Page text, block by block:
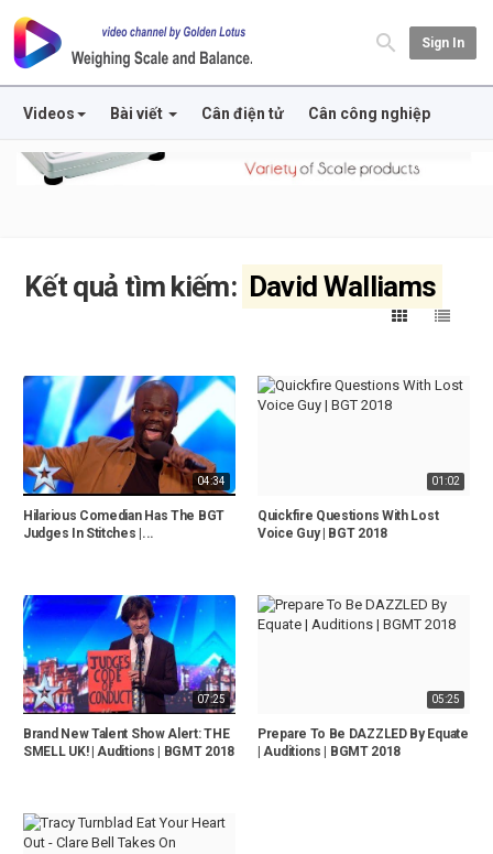
Sign In
Videos Bài viết Cân điện tử Cân công nghiệp
Kết quả tìm kiếm: David Walliams
04:34
Hilarious Comedian Has The BGT
Judges In Stitches |...
01:02
Quickfire Questions With Lost
Voice Guy | BGT 2018
07:25
Brand New Talent Show Alert: THE
SMELL UK! | Auditions | BGMT 2018
05:25
Prepare To Be DAZZLED By Equate
| Auditions | BGMT 2018